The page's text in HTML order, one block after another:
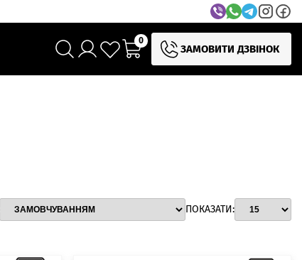
0
ЗАМОВИТИ ДЗВІНОК
ПОКАЗАТИ: